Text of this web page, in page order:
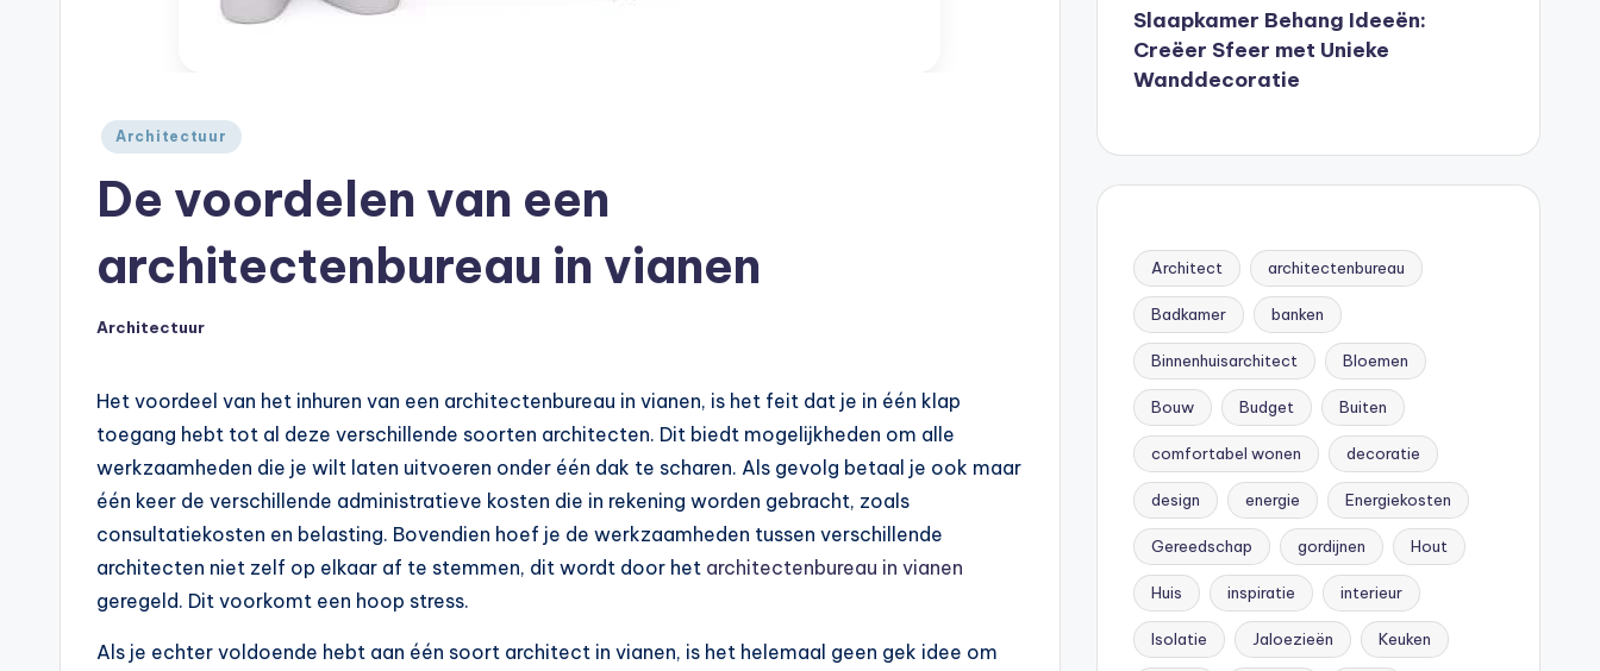
Geplaatst
Architectuur
De voordelen van een
architectenbureau in vianen
Geplaatst
Architectuur
Het voordeel van het inhuren van een architectenbureau in vianen, is het feit dat je in één klap
toegang hebt tot al deze verschillende soorten architecten. Dit biedt mogelijkheden om alle
werkzaamheden die je wilt laten uitvoeren onder één dak te scharen. Als gevolg betaal je ook maar
één keer de verschillende administratieve kosten die in rekening worden gebracht, zoals
consultatiekosten en belasting. Bovendien hoef je de werkzaamheden tussen verschillende
architecten niet zelf op elkaar af te stemmen, dit wordt door het architectenbureau in vianen
geregeld. Dit voorkomt een hoop stress.
Als je echter voldoende hebt aan één soort architect in vianen, is het helemaal geen gek idee om
Slaapkamer Behang Ideeën:
Creëer Sfeer met Unieke
Wanddecoratie
Architect architectenbureau
Badkamer banken
Binnenhuisarchitect Bloemen
Bouw Budget Buiten
comfortabel wonen decoratie
design energie Energiekosten
Gereedschap gordijnen Hout
Huis inspiratie interieur
Isolatie Jaloezieën Keuken